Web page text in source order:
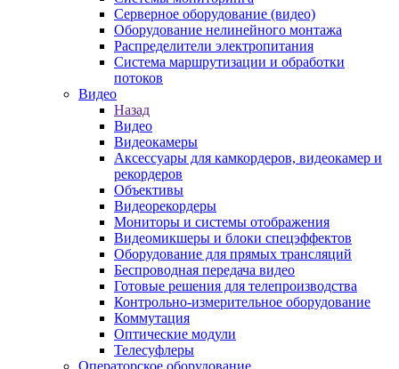
Серверное оборудование (видео)
Оборудование нелинейного монтажа
Распределители электропитания
Система маршрутизации и обработки
потоков
Видео
Назад
Видео
Видеокамеры
Аксессуары для камкордеров, видеокамер и
рекордеров
Объективы
Видеорекордеры
Мониторы и системы отображения
Видеомикшеры и блоки спецэффектов
Оборудование для прямых трансляций
Беспроводная передача видео
Готовые решения для телепроизводства
Контрольно-измерительное оборудование
Коммутация
Оптические модули
Телесуфлеры
Операторское оборудование